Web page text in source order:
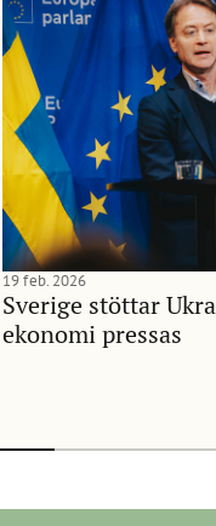
Sverige stöttar
ekonomi pressas
19 feb. 2026